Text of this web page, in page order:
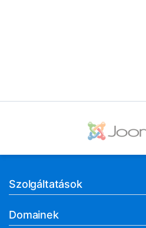
Szolgáltatások
Domainek